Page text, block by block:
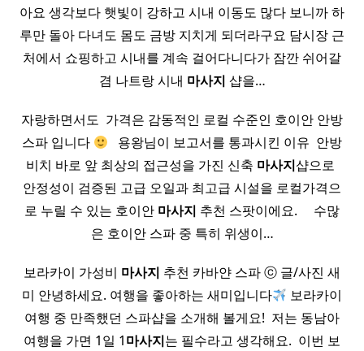
아요 생각보다 햇빛이 강하고 시내 이동도 많다 보니까 하
루만 돌아 다녀도 몸도 금방 지치게 되더라구요 담시장 근
처에서 쇼핑하고 시내를 계속 걸어다니다가 잠깐 쉬어갈
겸 나트랑 시내 마사지 샵을…
자랑하면서도 ​ 가격은 감동적인 로컬 수준인 호이안 안방
스파 입니다
​ ​ 용왕님이 보고서를 통과시킨 이유 ​ 안방
비치 바로 앞 최상의 접근성을 가진 신축 마사지샵으로 ​
안정성이 검증된 고급 오일과 최고급 시설을 로컬가격으
로 누릴 수 있는 호이안 마사지 추천 스팟이에요. ​ ​ ​ ​ 수많
은 호이안 스파 중 특히 위생이…
보라카이 가성비 마사지 추천 카바얀 스파 ⓒ 글/사진 새
미 안녕하세요. 여행을 좋아하는 새미입니다
보라카이
여행 중 만족했던 스파샵을 소개해 볼게요! ​ 저는 동남아
여행을 가면 1일 1마사지는 필수라고 생각해요. ​ 이번 보